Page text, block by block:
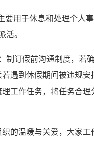
用于休息和处理个人
。
制订假前沟通制度，若
遇到休假期间被违规
工作任务，将任务合
的温暖与关爱，大家